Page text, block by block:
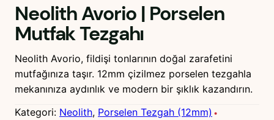
Neolith Avorio | Porselen
Mutfak Tezgahı
Neolith Avorio, fildişi tonlarının doğal zarafetini
mutfağınıza taşır. 12mm çizilmez porselen tezgahla
mekanınıza aydınlık ve modern bir şıklık kazandırın.
Kategori: Neolith, Porselen Tezgah (12mm)